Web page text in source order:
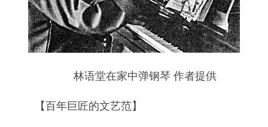
林语堂在家中弹钢琴 作者提供
【百年巨匠的文艺范】